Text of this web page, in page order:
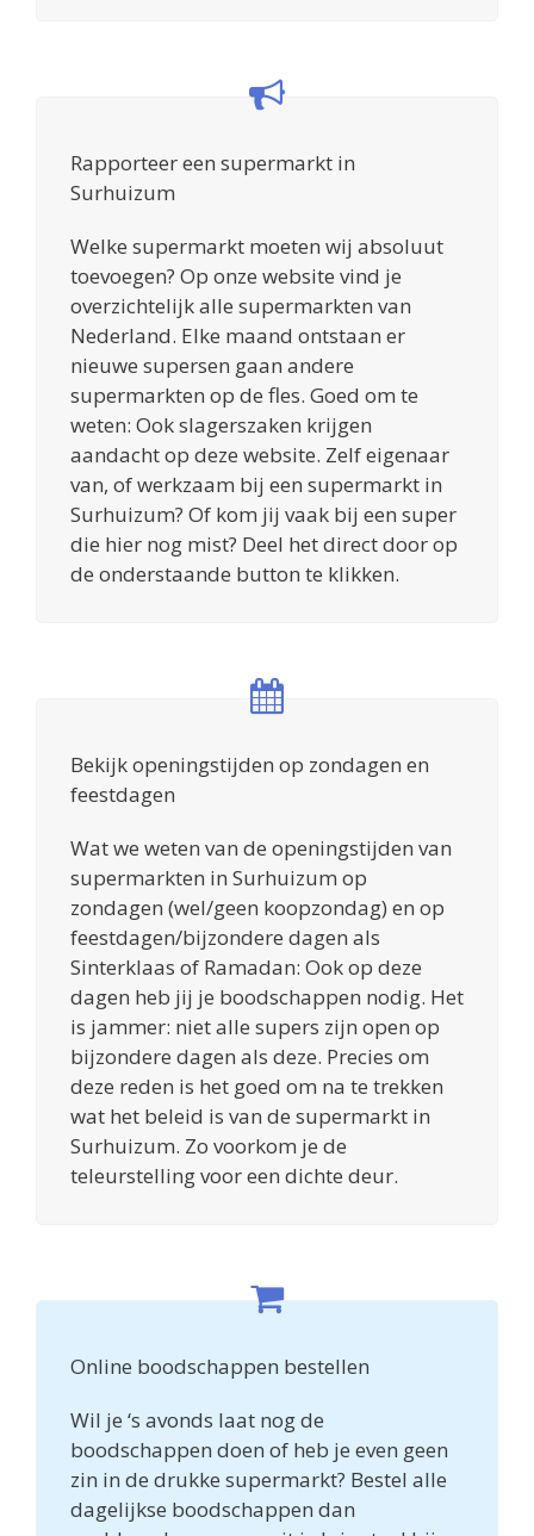
Rapporteer een supermarkt in
Surhuizum
Welke supermarkt moeten wij absoluut
toevoegen? Op onze website vind je
overzichtelijk alle supermarkten van
Nederland. Elke maand ontstaan er
nieuwe supersen gaan andere
supermarkten op de fles. Goed om te
weten: Ook slagerszaken krijgen
aandacht op deze website. Zelf eigenaar
van, of werkzaam bij een supermarkt in
Surhuizum? Of kom jij vaak bij een super
die hier nog mist? Deel het direct door op
de onderstaande button te klikken.
Bekijk openingstijden op zondagen en
feestdagen
Wat we weten van de openingstijden van
supermarkten in Surhuizum op
zondagen (wel/geen koopzondag) en op
feestdagen/bijzondere dagen als
Sinterklaas of Ramadan: Ook op deze
dagen heb jij je boodschappen nodig. Het
is jammer: niet alle supers zijn open op
bijzondere dagen als deze. Precies om
deze reden is het goed om na te trekken
wat het beleid is van de supermarkt in
Surhuizum. Zo voorkom je de
teleurstelling voor een dichte deur.
Online boodschappen bestellen
Wil je ‘s avonds laat nog de
boodschappen doen of heb je even geen
zin in de drukke supermarkt? Bestel alle
dagelijkse boodschappen dan